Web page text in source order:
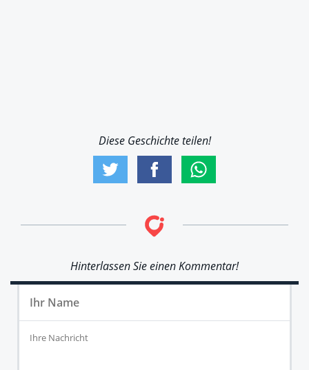
Diese Geschichte teilen!
Hinterlassen Sie einen Kommentar!